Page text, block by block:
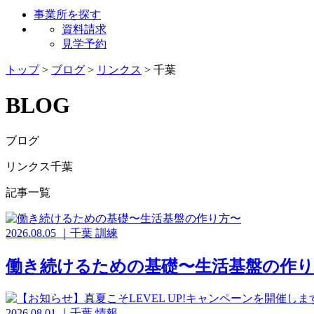
事業所を探す
資料請求
見学予約
トップ> ブログ > リンクス > 千葉
BLOG
ブログ
リンクス千葉
記事一覧
2026.08.05 千葉 訓練
働き続けるための基礎〜生活基盤の作